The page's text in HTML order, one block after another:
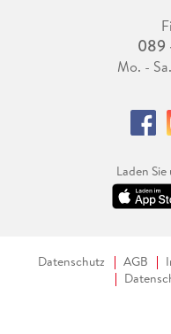
089
Mo. -
Laden
Datenschutz AGB